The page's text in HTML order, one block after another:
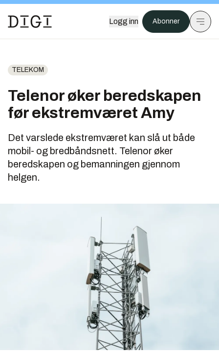
Logg inn Abonner
TELEKOM
Telenor øker beredskapen
før ekstremværet Amy
Det varslede ekstremværet kan slå ut både
mobil- og bredbåndsnett. Telenor øker
beredskapen og bemanningen gjennom
helgen.